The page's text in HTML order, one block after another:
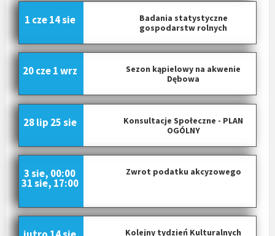
Badania statystyczne
gospodarstw rolnych
1 cze 14 sie
Sezon kąpielowy na akwenie
Dębowa
20 cze 1 wrz
Konsultacje Społeczne - PLAN
OGÓLNY
28 lip 25 sie
Zwrot podatku akcyzowego
3 sie, 00:00
31 sie, 17:00
Kolejny tydzień Kulturalnych